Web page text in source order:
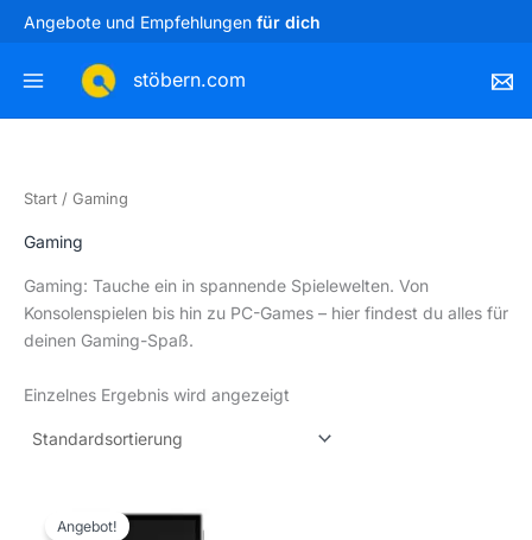
ZumAngebote und Empfehlungen für dich
stöbern.com
Start / Gaming
Gaming
Gaming: Tauche ein in spannende Spielewelten. Von
Konsolenspielen bis hin zu PC-Games – hier findest du alles für
deinen Gaming-Spaß.
Einzelnes Ergebnis wird angezeigt
Angebot!
war:
Preis